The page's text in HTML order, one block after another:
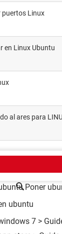
puertos Linux
en Linux Ubuntu
al ares para
MISMO
Poner
ubuntu
7 >